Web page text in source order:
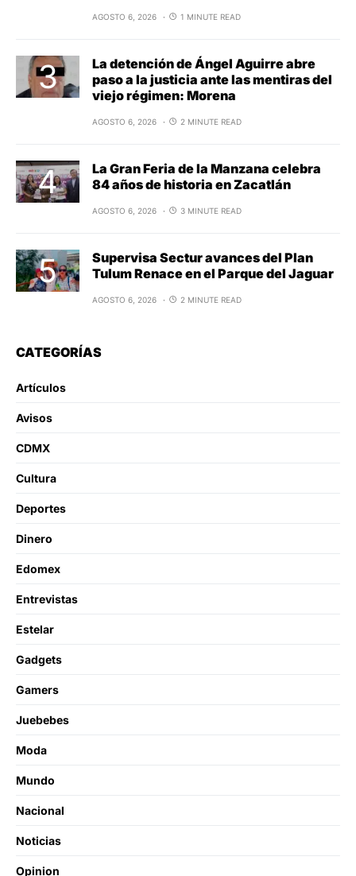
AGOSTO 6, 2026 1 MINUTE READ
La detención de Ángel Aguirre abre
paso a la justicia ante las mentiras del
viejo régimen: Morena
AGOSTO 6, 2026 2 MINUTE READ
La Gran Feria de la Manzana celebra
84 años de historia en Zacatlán
AGOSTO 6, 2026 3 MINUTE READ
Supervisa Sectur avances del Plan
Tulum Renace en el Parque del Jaguar
AGOSTO 6, 2026 2 MINUTE READ
CATEGORÍAS
Artículos
Avisos
CDMX
Cultura
Deportes
Dinero
Edomex
Entrevistas
Estelar
Gadgets
Gamers
Juebebes
Moda
Mundo
Nacional
Noticias
Opinion